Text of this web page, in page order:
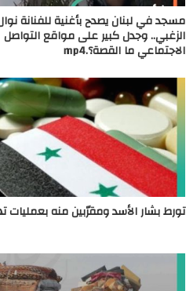
مسجد في لبنان يصدح بأغنية للفنانة
الزغبي.. وجدل كبير على مواقع التواصل
الاجتماعي ما القصة؟.mp4
تورط بشار الأسد ومقرّبين منه بعمليات